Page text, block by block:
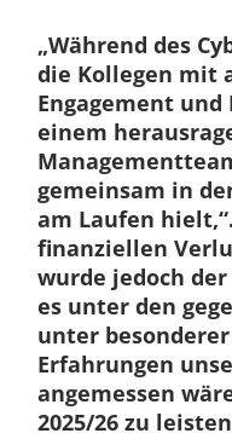
„Während des
die Kollegen mit
Engagement
einem
gemeinsam in
am Laufen
finanziellen
wurde jedoch der
es unter den
unter
Erfahrungen
angemessen
2025/26 zu